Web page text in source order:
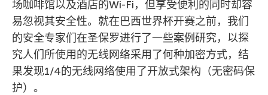
场咖啡馆以及酒店的Wi-Fi，但享受便利的同时却容
易忽视其安全性。就在巴西世界杯开赛之前，我们
的安全专家们在圣保罗进行了一些案例研究，以探
究人们所使用的无线网络采用了何种加密方式，结
果发现1/4的无线网络使用了开放式架构（无密码保
护）。